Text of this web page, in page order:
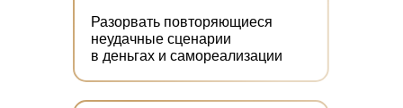
Разорвать повторяющиеся
неудачные сценарии
в деньгах и самореализации